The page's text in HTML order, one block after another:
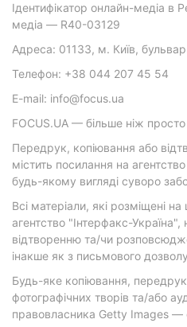
Ідентифікатор онлайн-медіа в
медіа — R40-03129
Адреса: 01133, м. Київ, бульвар
Телефон: +38 044 207 45 54
E-mail: info@focus.ua
FOCUS.UA — більше ніж
Передрук, копіювання або
містить посилання на
будь-якому вигляді суворо
Всі матеріали, які розміщені
агентство "Інтерфакс-
відтворенню та/чи
інакше як з письмового
Будь-яке копіювання,
фотографічних творів та/або
правовласника Getty Images —